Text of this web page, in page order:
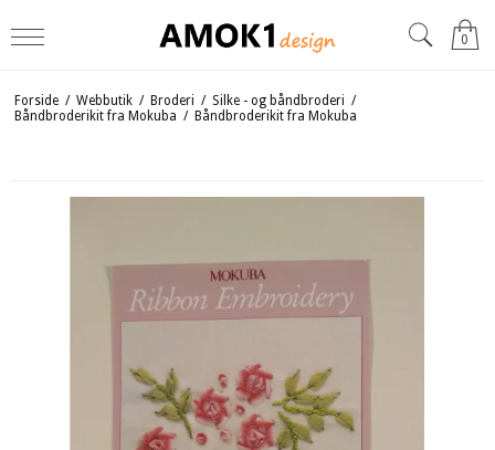
0
Forside / Webbutik / Broderi / Silke - og båndbroderi /
Båndbroderikit fra Mokuba / Båndbroderikit fra Mokuba